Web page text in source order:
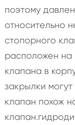
поэтому
относительно
стопорного
расположен на
клапана в
закрылки
клапан похож